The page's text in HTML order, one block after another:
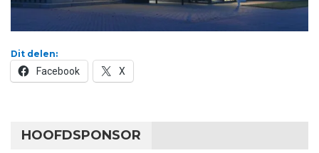
Dit delen:
Facebook X
HOOFDSPONSOR